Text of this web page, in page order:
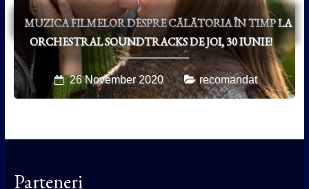
MUZICA FILMELOR DESPRE CĂLĂTORIA ÎN TIMP LA
ORCHESTRAL SOUNDTRACKS DE JOI, 30 IUNIE!
26 November 2020 recomandat
Parteneri